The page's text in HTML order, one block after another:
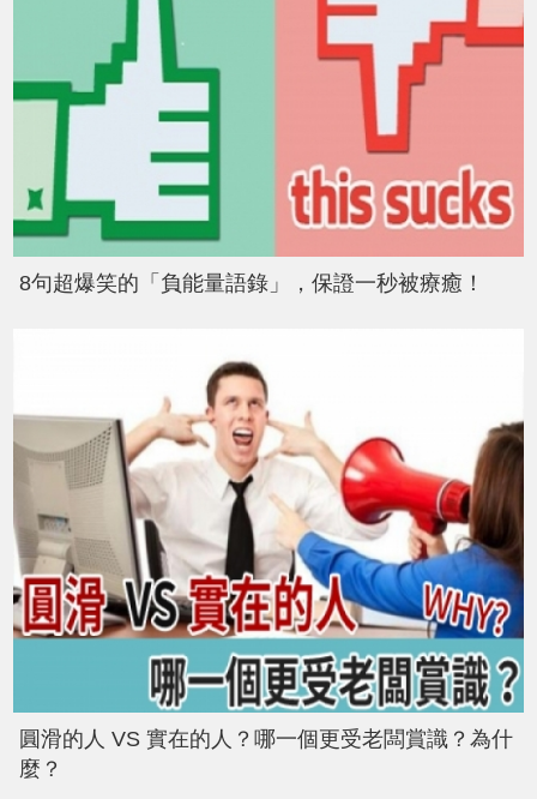
8句超爆笑的「負能量語錄」，保證一秒被療癒！
圓滑的人 VS 實在的人？哪一個更受老闆賞識？為什
麼？